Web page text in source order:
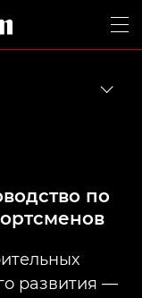
Canon Logo, back
по
развития —